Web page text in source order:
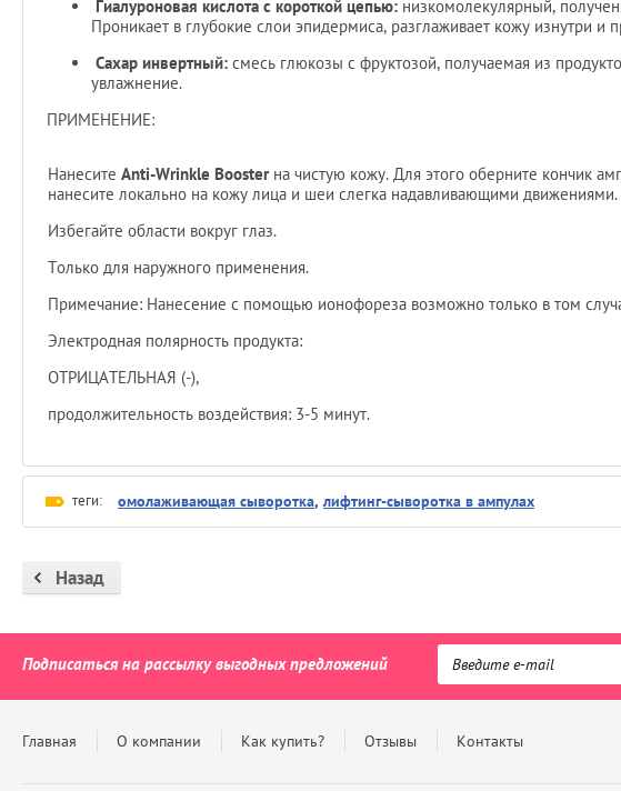
Гиалуроновая кислота с короткой цепью: низкомолекулярный,
Проникает в глубокие слои эпидермиса, разглаживает кожу изнутри и
Сахар инвертный: смесь глюкозы с фруктозой, получаемая из
увлажнение.
ПРИМЕНЕНИЕ:
Нанесите Anti-Wrinkle Boosterна чистую кожу. Для этого оберните кончик
нанесите локально на кожу лица и шеи слегка надавливающими движениями.
Избегайте области вокруг глаз.
Только для наружного применения.
Примечание: Нанесение с помощью ионофореза возможно только в том
Электродная полярность продукта:
ОТРИЦАТЕЛЬНАЯ (-),
продолжительность воздействия: 3-5 минут.
теги: омолаживающая сыворотка,лифтинг-сыворотка в ампулах
Назад
Подписаться на рассылку выгодных предложений
Главная О компании Как купить? Отзывы Контакты